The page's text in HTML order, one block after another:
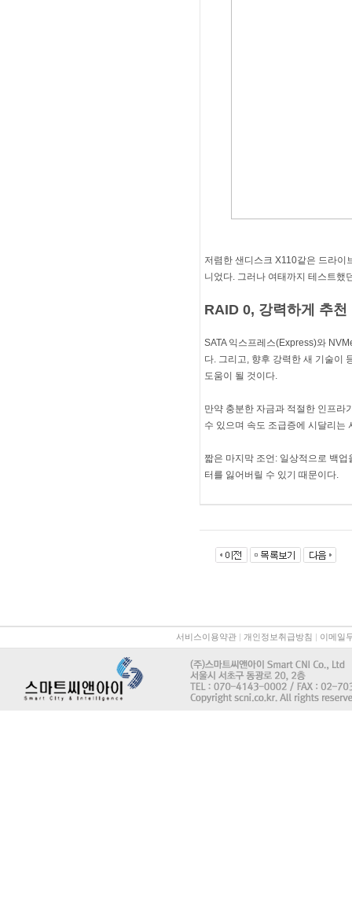
저렴한 샌디스크 X110같은 드라이
니었다. 그러나 여태까지 테스트했
RAID 0, 강력하게 추천
SATA 익스프레스(Express)와
다. 그리고, 향후 강력한 새 기술이
도움이 될 것이다.
만약 충분한 자금과 적절한 인프라
수 있으며 속도 조급증에 시달리는
짧은 마지막 조언: 일상적으로 백
터를 잃어버릴 수 있기 때문이다.
서비스이용약관 | 개인정보취급방침 | 이메일